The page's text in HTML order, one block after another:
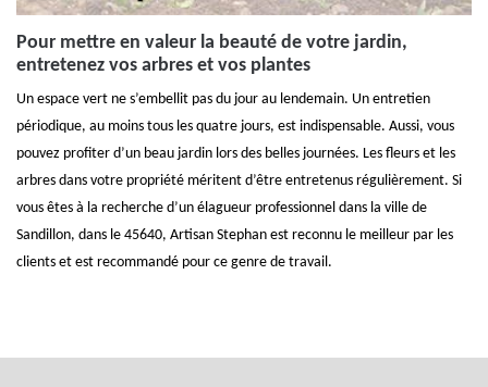
Pour mettre en valeur la beauté de votre jardin,
entretenez vos arbres et vos plantes
Un espace vert ne s’embellit pas du jour au lendemain. Un entretien
périodique, au moins tous les quatre jours, est indispensable. Aussi, vous
pouvez profiter d’un beau jardin lors des belles journées. Les fleurs et les
arbres dans votre propriété méritent d’être entretenus régulièrement. Si
vous êtes à la recherche d’un élagueur professionnel dans la ville de
Sandillon, dans le 45640, Artisan Stephan est reconnu le meilleur par les
clients et est recommandé pour ce genre de travail.